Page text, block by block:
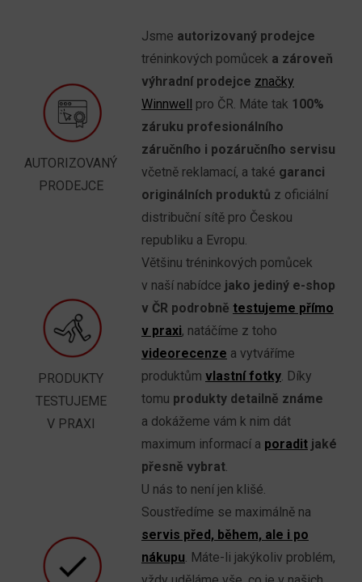
AUTORIZOVANÝ
PRODEJCE
Jsme autorizovaný prodejce
tréninkových pomůcek a zároveň
výhradní prodejce značky
Winnwell pro ČR. Máte tak 100%
záruku profesionálního
záručního i pozáručního servisu
včetně reklamací, a také garanci
originálních produktů z oficiální
distribuční sítě pro Českou
republiku a Evropu.
PRODUKTY
TESTUJEME
V PRAXI
Většinu tréninkových pomůcek
v naší nabídce jako jediný e-shop
v ČR podrobně testujeme přímo
v praxi, natáčíme z toho
videorecenze a vytváříme
produktům vlastní fotky. Díky
tomu produkty detailně známe
a dokážeme vám k nim dát
maximum informací a poradit jaké
přesně vybrat.
U nás to není jen klišé.
Soustředíme se maximálně na
servis před, během, ale i po
nákupu. Máte-li jakýkoliv problém,